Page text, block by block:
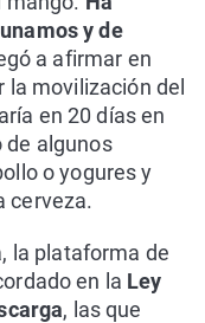
y de
a afirmar en
la movilización del
en 20 días en
de algunos
o yogures y
cerveza.
la plataforma de
en la Ley
, las que